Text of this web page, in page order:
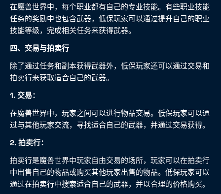
在魔兽世界中，每个职业都有自己的专业技能。有些职业技能
任务的奖励中也包含武器，低保玩家可以通过提升自己的职业
技能等级，完成相关任务来获得武器。
四、交易与拍卖行
除了通过任务和副本获得武器外，低保玩家还可以通过交易和
拍卖行来获取适合自己的武器。
1. 交易：
在魔兽世界中，玩家之间可以进行物品交易。低保玩家可以通
过与其他玩家交流，寻找适合自己的武器，并通过交易获得。
2. 拍卖行：
拍卖行是魔兽世界中玩家自由交易的场所，玩家可以在拍卖行
中出售自己的物品或购买其他玩家出售的物品。低保玩家可以
通过在拍卖行中搜索适合自己的武器，并以合理的价格购买。